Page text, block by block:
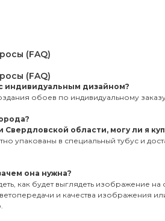
(FAQ)
(FAQ)
индивидуальным дизайном?
обоев по индивидуальному
области, могу ли я
упакованы в специальный тубус и
она нужна?
как будет выглядеть изображение
и качества изображения